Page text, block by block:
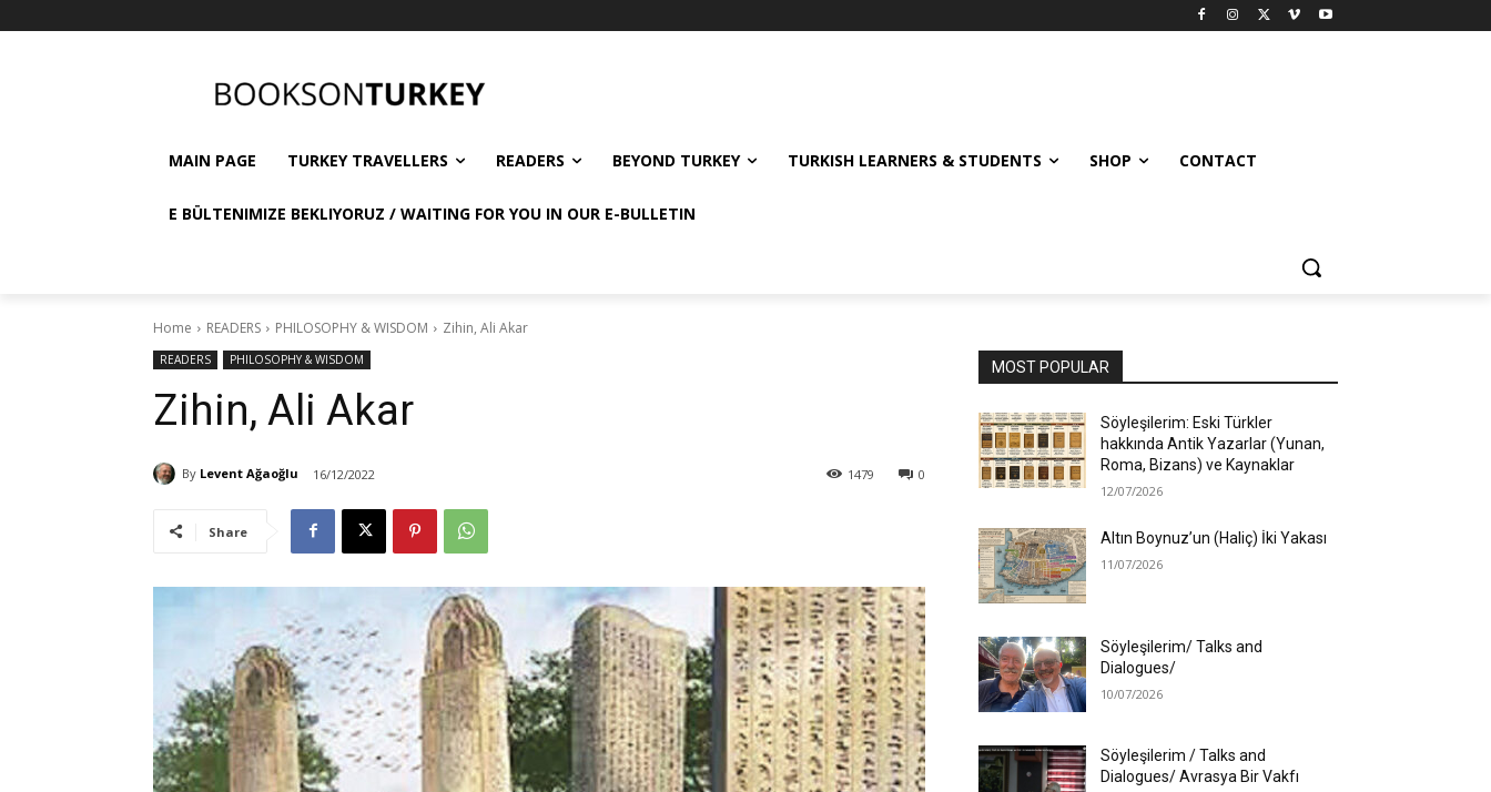
MAIN PAGE TURKEY TRAVELLERS READERS BEYOND TURKEY TURKISH LEARNERS & STUDENTS SHOP CONTACT
E BÜLTENIMIZE BEKLIYORUZ / WAITING FOR YOU IN OUR E-BULLETIN
Home READERS PHILOSOPHY & WISDOM Zihin, Ali Akar
READERS PHILOSOPHY & WISDOM
Zihin, Ali Akar
By Levent Ağaoğlu 16/12/2022 0
1479
Share
MOST POPULAR
Söyleşilerim: Eski Türkler
hakkında Antik Yazarlar (Yunan,
Roma, Bizans) ve Kaynaklar
12/07/2026
Altın Boynuz’un (Haliç) İki Yakası
11/07/2026
Söyleşilerim/ Talks and
Dialogues/
10/07/2026
Söyleşilerim / Talks and
Dialogues/ Avrasya Bir Vakfı